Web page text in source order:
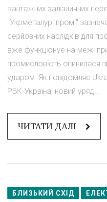
вантажних залізничних
"Укрметалургпромі"
серйозних наслідків для
вже функціонує на межі
промисловість опинилася
ударом. Як повідомляє
РБК-Україна, новий уряд...
ЧИТАТИ ДАЛІ
БЛИЗЬКИЙ СХІД